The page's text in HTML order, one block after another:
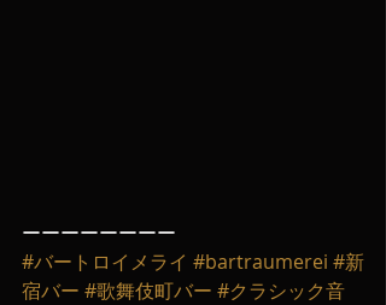
ーーーーーーーー
#バートロイメライ #bartraumerei #新
宿バー #歌舞伎町バー #クラシック音